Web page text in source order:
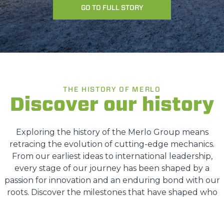
GO TO FULL STORY
THE HISTORY OF MERLO
Discover our history
Exploring the history of the Merlo Group means
retracing the evolution of cutting-edge mechanics.
From our earliest ideas to international leadership,
every stage of our journey has been shaped by a
passion for innovation and an enduring bond with our
roots. Discover the milestones that have shaped who